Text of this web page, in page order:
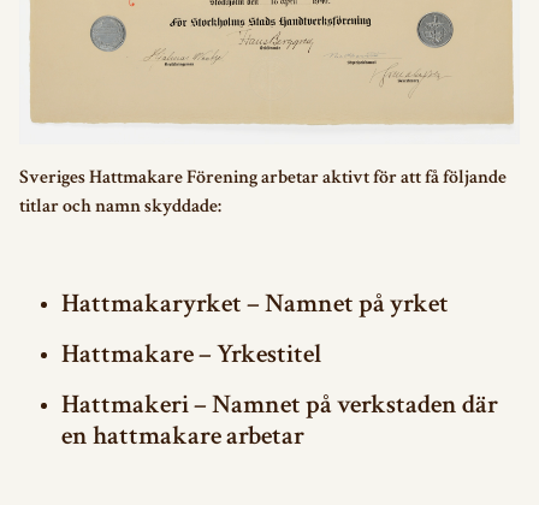
Sveriges Hattmakare Förening arbetar aktivt för att få följande
titlar och namn skyddade:
Hattmakaryrket – Namnet på yrket
Hattmakare – Yrkestitel
Hattmakeri – Namnet på verkstaden där
en hattmakare arbetar